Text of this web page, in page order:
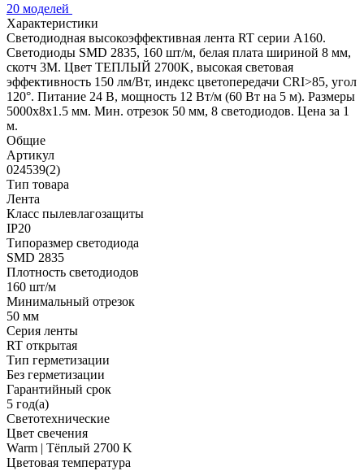
20 моделей
Характеристики
Светодиодная высокоэффективная лента RT серии A160.
Светодиоды SMD 2835, 160 шт/м, белая плата шириной 8 мм,
скотч 3M. Цвет ТЕПЛЫЙ 2700K, высокая световая
эффективность 150 лм/Вт, индекс цветопередачи CRI>85, угол
120°. Питание 24 В, мощность 12 Вт/м (60 Вт на 5 м). Размеры
5000x8x1.5 мм. Мин. отрезок 50 мм, 8 светодиодов. Цена за 1
м.
Общие
Артикул
024539(2)
Тип товара
Лента
Класс пылевлагозащиты
IP20
Типоразмер светодиода
SMD 2835
Плотность светодиодов
160 шт/м
Минимальный отрезок
50 мм
Серия ленты
RT открытая
Тип герметизации
Без герметизации
Гарантийный срок
5 год(а)
Светотехнические
Цвет свечения
Warm | Тёплый 2700 K
Цветовая температура